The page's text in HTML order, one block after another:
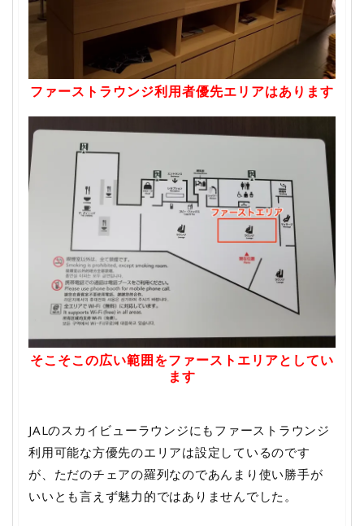
ファーストラウンジ利用者優先エリアはあります
そこそこの広い範囲をファーストエリアとしてい
ます
JALのスカイビューラウンジにもファーストラウンジ
利用可能な方優先のエリアは設定しているのです
が、ただのチェアの羅列なのであんまり使い勝手が
いいとも言えず魅力的ではありませんでした。